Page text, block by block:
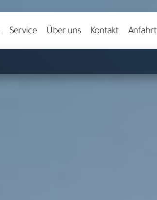
Service Über uns Kontakt Anfahrt
Video starten